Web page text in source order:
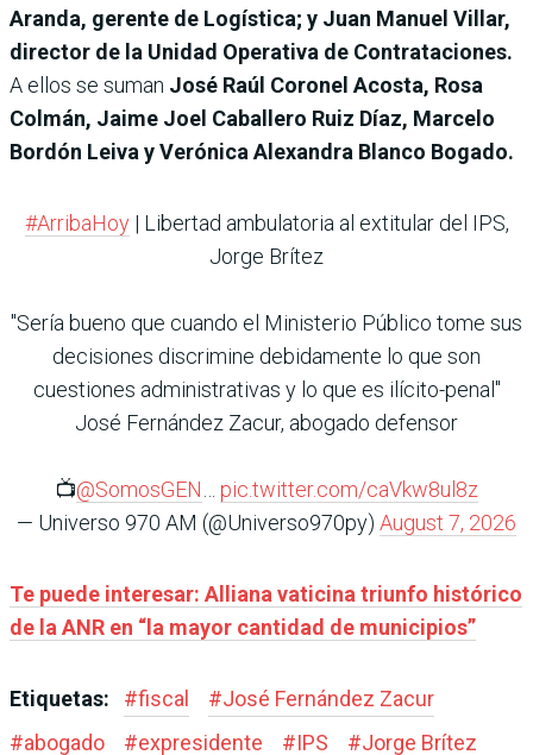
Aranda, gerente de Logística; y Juan Manuel Villar,
director de la Unidad Operativa de Contrataciones.
A ellos se suman José Raúl Coronel Acosta, Rosa
Colmán, Jaime Joel Caballero Ruiz Díaz, Marcelo
Bordón Leiva y Verónica Alexandra Blanco Bogado.
#ArribaHoy| Libertad ambulatoria al extitular del IPS,
Jorge Brítez
"Sería bueno que cuando el Ministerio Público tome sus
decisiones discrimine debidamente lo que son
cuestiones administrativas y lo que es ilícito-penal"
José Fernández Zacur, abogado defensor
📺@SomosGEN
pic.twitter.com/caVkw8ul8z
— Universo 970 AM (@Universo970py) August 7, 2026
Te puede interesar: Alliana vaticina triunfo histórico
de la ANR en “la mayor cantidad de municipios”
Etiquetas: #fiscal #José Fernández Zacur
#abogado #expresidente #IPS #Jorge Brítez